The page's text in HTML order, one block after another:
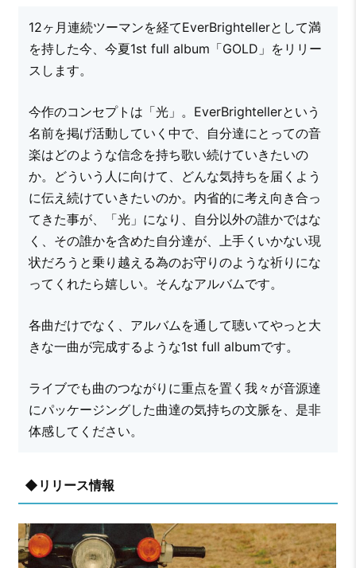
12ヶ月連続ツーマンを経てEverBrightellerとして満
を持した今、今夏1st full album「GOLD」をリリー
スします。
今作のコンセプトは「光」。EverBrightellerという
名前を掲げ活動していく中で、自分達にとっての音
楽はどのような信念を持ち歌い続けていきたいの
か。どういう人に向けて、どんな気持ちを届くよう
に伝え続けていきたいのか。内省的に考え向き合っ
てきた事が、「光」になり、自分以外の誰かではな
く、その誰かを含めた自分達が、上手くいかない現
状だろうと乗り越える為のお守りのような祈りにな
ってくれたら嬉しい。そんなアルバムです。
各曲だけでなく、アルバムを通して聴いてやっと大
きな一曲が完成するような1st full albumです。
ライブでも曲のつながりに重点を置く我々が音源達
にパッケージングした曲達の気持ちの文脈を、是非
体感してください。
◆リリース情報